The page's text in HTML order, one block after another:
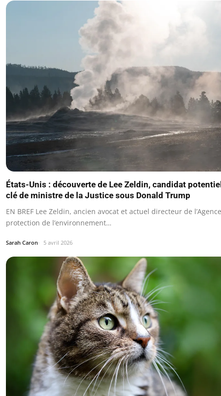
États-Unis : découverte de Lee Zeldin, candidat
clé de ministre de la Justice sous Donald Trump
EN BREF Lee Zeldin, ancien avocat et actuel directeur de
protection de l’environnement…
Sarah Caron 5 avril 2026